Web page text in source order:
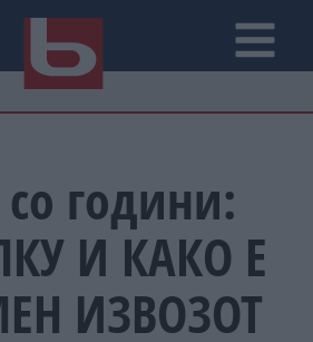
години:
И КАКО Е
ИЗВОЗОТ